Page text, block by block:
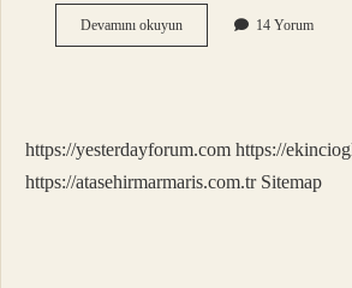
Devamını okuyunDef
Etmek
14 Yorum
https://yesterdayforum.com https://
https://atasehirmarmaris.com.tr Sitemap